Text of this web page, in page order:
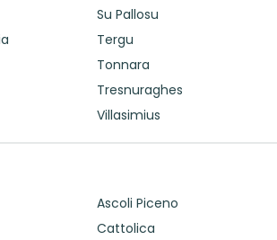
Su Pallosu
Tergu
Tonnara
Tresnuraghes
Villasimius
Ascoli Piceno
Cattolica